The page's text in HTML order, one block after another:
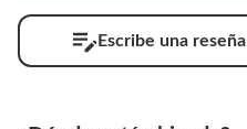
Escribe una reseña